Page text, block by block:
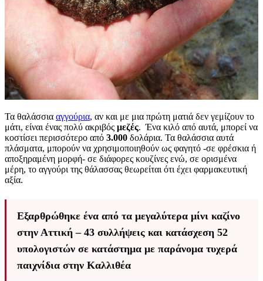
Τα θαλάσσια αγγούρια, αν και με μια πρώτη ματιά δεν γεμίζουν το
μάτι, είναι ένας πολύ ακριβός μεζές. Ένα κιλό από αυτά, μπορεί να
κοστίσει περισσότερο από 3.000 δολάρια. Τα θαλάσσια αυτά
πλάσματα, μπορούν να χρησιμοποιηθούν ως φαγητό -σε φρέσκια ή
αποξηραμένη μορφή- σε διάφορες κουζίνες ενώ, σε ορισμένα
μέρη, το αγγούρι της θάλασσας θεωρείται ότι έχει φαρμακευτική
αξία.
Εξαρθρώθηκε ένα από τα μεγαλύτερα μίνι καζίνο
στην Αττική – 43 συλλήψεις και κατάσχεση 52
υπολογιστών σε κατάστημα με παράνομα τυχερά
παιχνίδια στην Καλλιθέα